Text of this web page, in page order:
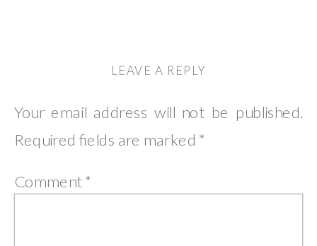
LEAVE A REPLY
Your email address will not be published.
Required fields are marked *
Comment*